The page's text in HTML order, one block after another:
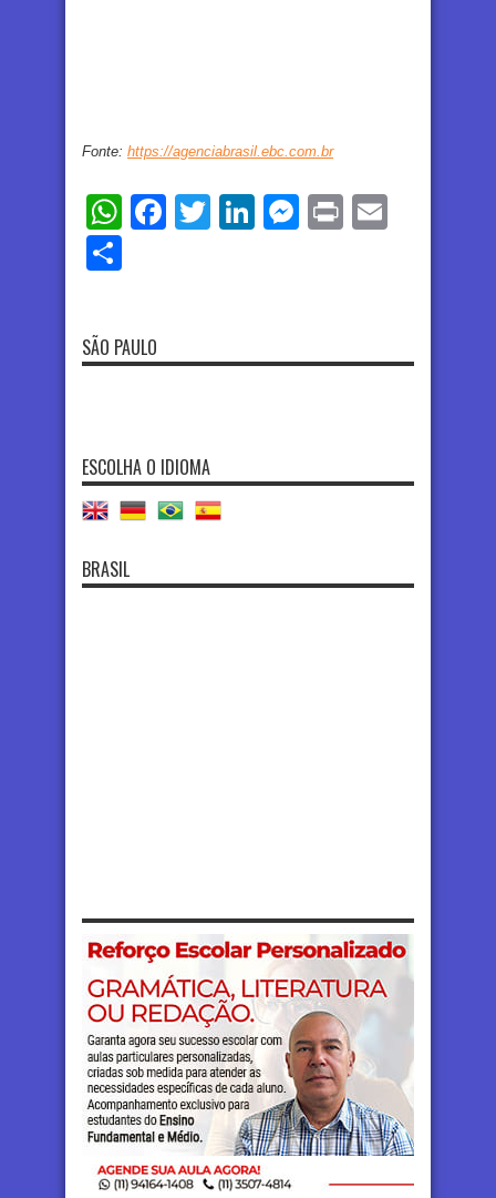
Fonte: https://agenciabrasil.ebc.com.br
WhatsApp
Facebook
TwitterLinkedIn
Messenger
Print
SÃO PAULO
ESCOLHA O IDIOMA
BRASIL